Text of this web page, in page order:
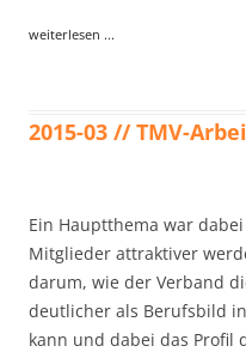
weiterlesen ...
2015-03 // TMV-
Ein Hauptthema war
Mitglieder attraktiver
darum, wie der Verband
deutlicher als Berufsbild
kann und dabei das Profil